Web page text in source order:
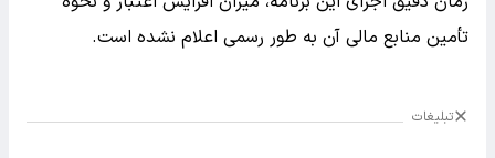
تأمین منابع مالی آن به طور رسمی اعلام نشده است.
تبلیغات